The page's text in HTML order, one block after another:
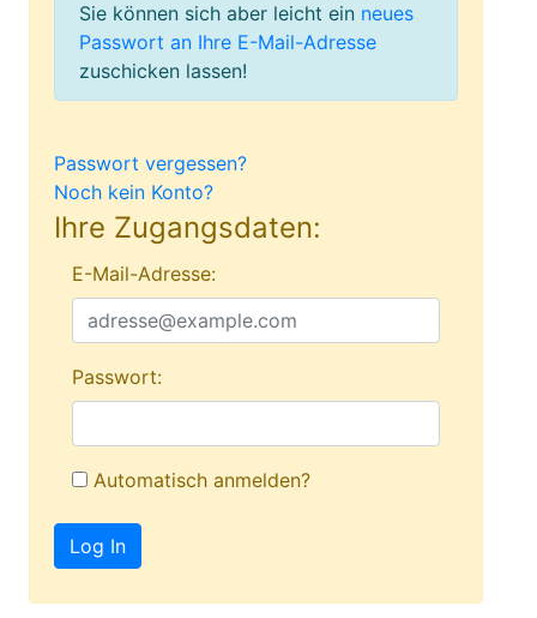
Sie können sich aber leicht ein neues
Passwort an Ihre E-Mail-Adresse
zuschicken lassen!
Passwort vergessen?
Noch kein Konto?
Ihre Zugangsdaten:
E-Mail-Adresse:
Passwort:
Automatisch anmelden?